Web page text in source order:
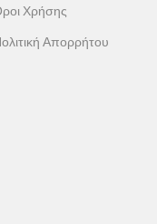
Χρήσης
Απορρήτου